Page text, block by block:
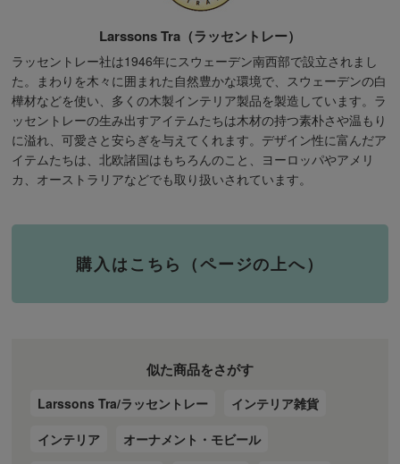
Larssons Tra（ラッセントレー）
ラッセントレー社は1946年にスウェーデン南西部で設立されまし
た。まわりを木々に囲まれた自然豊かな環境で、スウェーデンの白
樺材などを使い、多くの木製インテリア製品を製造しています。ラ
ッセントレーの生み出すアイテムたちは木材の持つ素朴さや温もり
に溢れ、可愛さと安らぎを与えてくれます。デザイン性に富んだア
イテムたちは、北欧諸国はもちろんのこと、ヨーロッパやアメリ
カ、オーストラリアなどでも取り扱いされています。
購入はこちら（ページの上へ）
似た商品をさがす
Larssons Tra/ラッセントレー
インテリア雑貨
インテリア
オーナメント・モビール